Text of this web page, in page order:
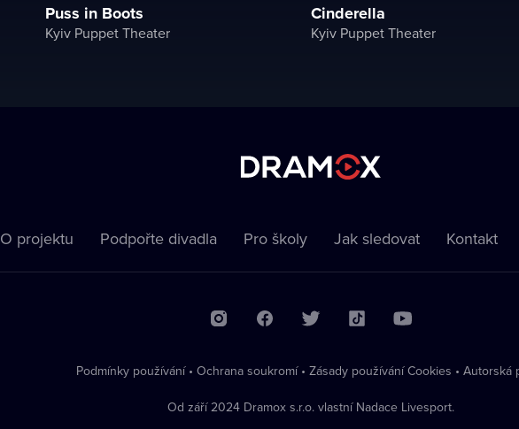
Puss in Boots
Kyiv Puppet Theater
Cinderella
Kyiv Puppet Theater
O projektu Podpořte divadla Pro školy Jak sledovat Kontakt
Podmínky používání • Ochrana soukromí • Zásady používání Cookies • Autorská
Od září 2024 Dramox s.r.o. vlastní Nadace Livesport.